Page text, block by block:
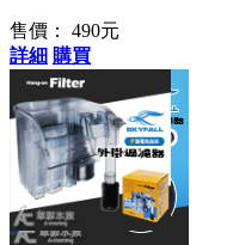
售價： 490元
詳細 購買
止逆功能停電免加水